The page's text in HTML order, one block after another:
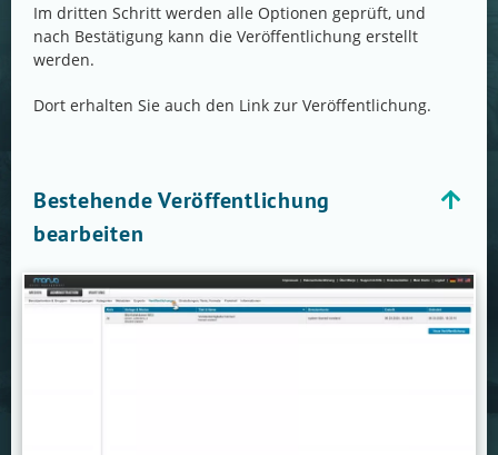
Im dritten Schritt werden alle Optionen geprüft, und
nach Bestätigung kann die Veröffentlichung erstellt
werden.
Dort erhalten Sie auch den Link zur Veröffentlichung.
Bestehende Veröffentlichung
bearbeiten